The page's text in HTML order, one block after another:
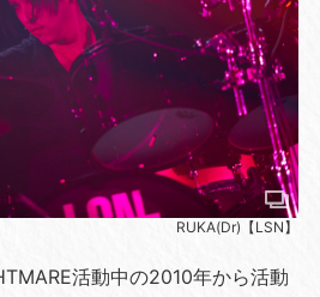
RUKA(Dr)【LSN】
活動中の2010年から活動